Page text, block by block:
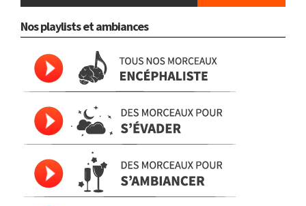
Nos playlists et ambiances